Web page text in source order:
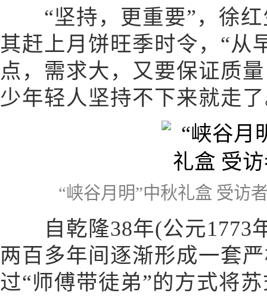
“坚持，更重要”，徐红
其赶上月饼旺季时令，“从
点，需求大，又要保证质
少年轻人坚持不下来就走
“峡谷月明”中秋礼盒 受访
自乾隆38年(公元1773
两百多年间逐渐形成一套
过“师傅带徒弟”的方式将